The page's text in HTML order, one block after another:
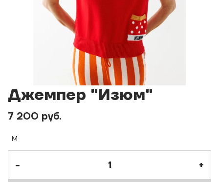
Джемпер "Изюм"
7 200 руб.
M
− +